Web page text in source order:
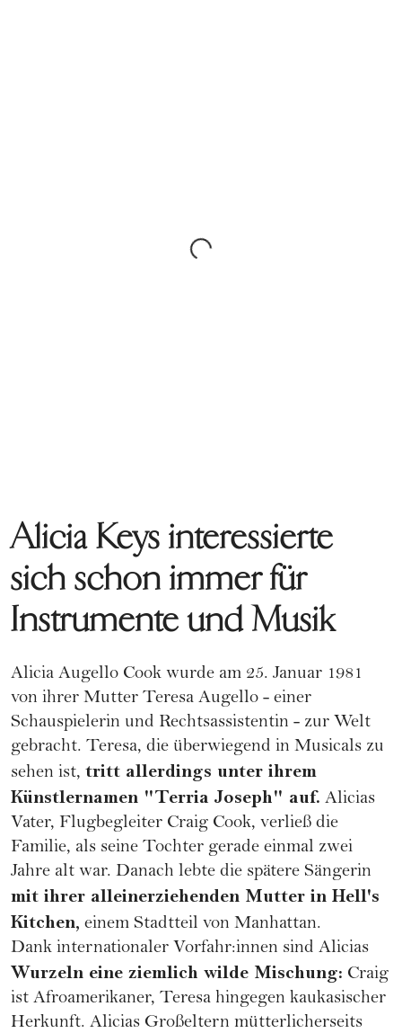
Alicia Keys interessierte
sich schon immer für
Instrumente und Musik
Alicia Augello Cook wurde am 25. Januar 1981
von ihrer Mutter Teresa Augello - einer
Schauspielerin und Rechtsassistentin - zur Welt
gebracht. Teresa, die überwiegend in Musicals zu
sehen ist, tritt allerdings unter ihrem
Künstlernamen "Terria Joseph" auf. Alicias
Vater, Flugbegleiter Craig Cook, verließ die
Familie, als seine Tochter gerade einmal zwei
Jahre alt war. Danach lebte die spätere Sängerin
mit ihrer alleinerziehenden Mutter in Hell's
Kitchen, einem Stadtteil von Manhattan.
Dank internationaler Vorfahr:innen sind Alicias
Wurzeln eine ziemlich wilde Mischung: Craig
ist Afroamerikaner, Teresa hingegen kaukasischer
Herkunft. Alicias Großeltern mütterlicherseits